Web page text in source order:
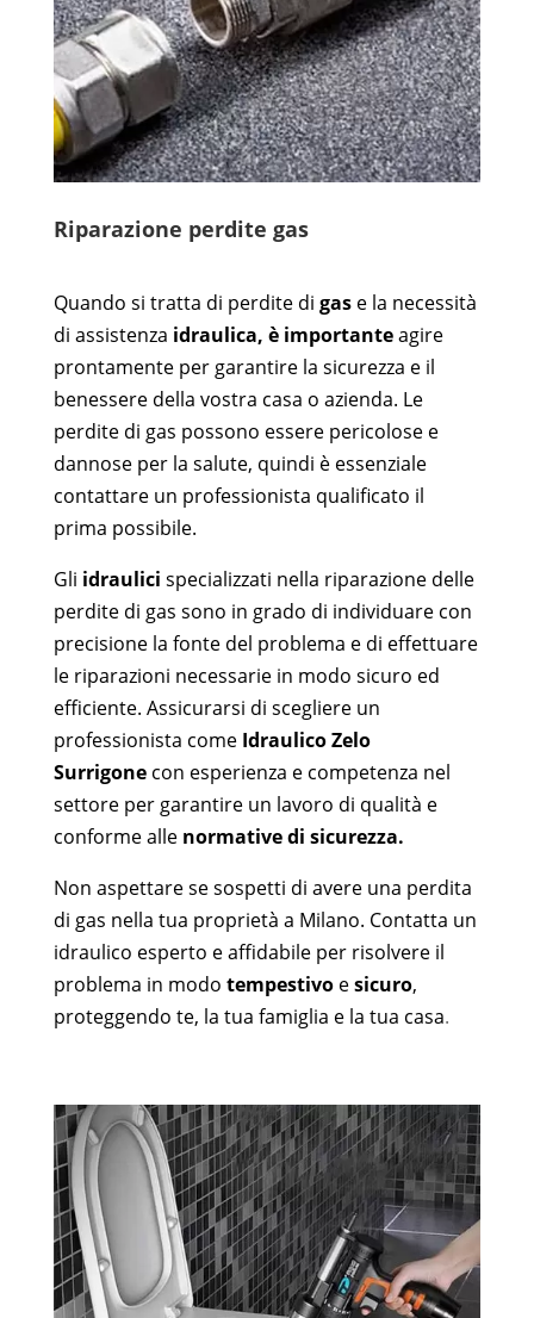
Riparazione perdite gas
Quando si tratta di perdite di gas e la necessità
di assistenza idraulica, è importanteagire
prontamente per garantire la sicurezza e il
benessere della vostra casa o azienda. Le
perdite di gas possono essere pericolose e
dannose per la salute, quindi è essenziale
contattare un professionista qualificato il
prima possibile.
Gli idraulici specializzati nella riparazione delle
perdite di gas sono in grado di individuare con
precisione la fonte del problema e di effettuare
le riparazioni necessarie in modo sicuro ed
efficiente. Assicurarsi di scegliere un
professionista come IdraulicoZelo
Surrigone con esperienza e competenza nel
settore per garantire un lavoro di qualità e
conforme allenormative di sicurezza.
Non aspettare se sospetti di avere una perdita
di gas nella tua proprietà a Milano. Contatta un
idraulico esperto e affidabile per risolvere il
problema in modo tempestivo esicuro,
proteggendo te, la tua famiglia e la tua casa.